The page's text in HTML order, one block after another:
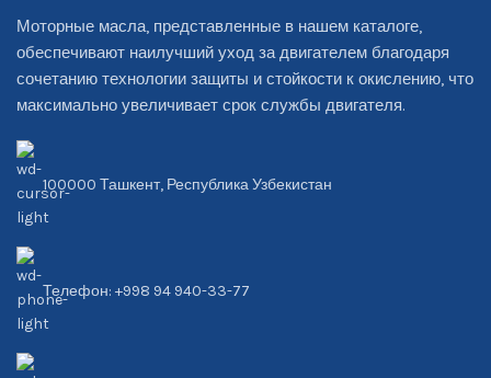
Моторные масла, представленные в нашем каталоге,
обеспечивают наилучший уход за двигателем благодаря
сочетанию технологии защиты и стойкости к окислению, что
максимально увеличивает срок службы двигателя.
100000 Ташкент, Республика Узбекистан
Телефон: +998 94 940-33-77